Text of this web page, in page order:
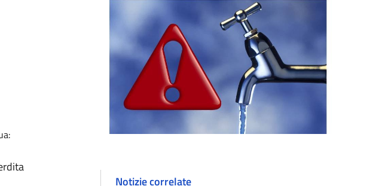
Notizie correlate